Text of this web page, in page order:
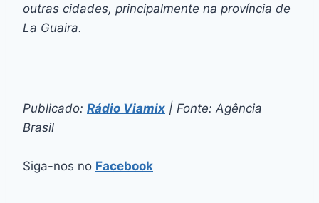
outras cidades, principalmente na província de
La Guaira.
Publicado: Rádio Viamix | Fonte: Agência
Brasil
Siga-nos no Facebook